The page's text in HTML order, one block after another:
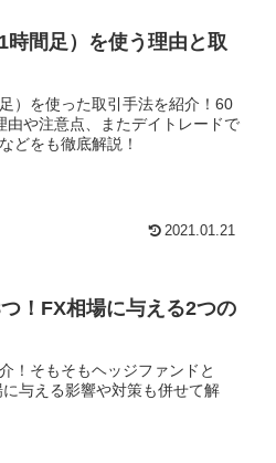
時間足）を使う理由と取
）を使った取引手法を紹介！60
や注意点、またデイトレードで
どをも徹底解説！
2021.01.21
！FX相場に与える2つの
！そもそもヘッジファンドと
与える影響や対策も併せて解